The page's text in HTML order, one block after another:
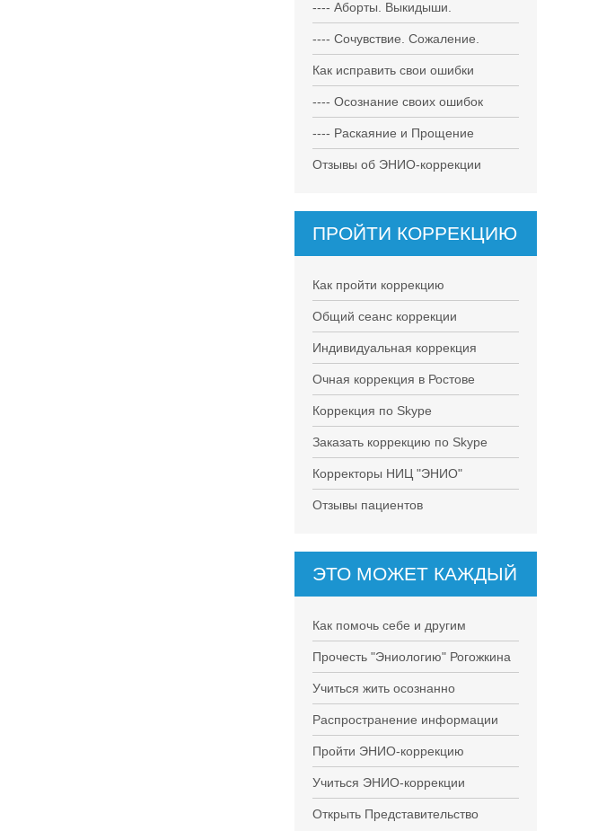
---- Аборты. Выкидыши.
---- Сочувствие. Сожаление.
Как исправить свои ошибки
---- Осознание своих ошибок
---- Раскаяние и Прощение
Отзывы об ЭНИО-коррекции
ПРОЙТИ КОРРЕКЦИЮ
Как пройти коррекцию
Общий сеанс коррекции
Индивидуальная коррекция
Очная коррекция в Ростове
Коррекция по Skype
Заказать коррекцию по Skype
Корректоры НИЦ "ЭНИО"
Отзывы пациентов
ЭТО МОЖЕТ КАЖДЫЙ
Как помочь себе и другим
Прочесть "Эниологию" Рогожкина
Учиться жить осознанно
Распространение информации
Пройти ЭНИО-коррекцию
Учиться ЭНИО-коррекции
Открыть Представительство